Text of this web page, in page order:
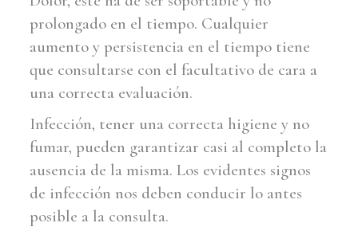
prolongado en el tiempo. Cualquier
aumento y persistencia en el tiempo tiene
que consultarse con el facultativo de cara a
una correcta evaluación.
Infección, tener una correcta higiene y no
fumar, pueden garantizar casi al completo la
ausencia de la misma. Los evidentes signos
de infección nos deben conducir lo antes
posible a la consulta.